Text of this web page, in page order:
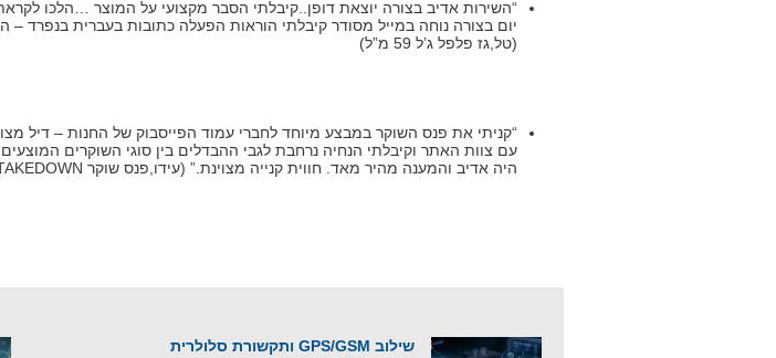
“השירות אדיב בצורה יוצאת דופן..קיבלתי הסבר מקצועי על המוצר …הלכו
יום בצורה נוחה במייל מסודר קיבלתי הוראות הפעלה כתובות בעברית בנפרד
(טל,גז פלפל ג’ל 59 מ”ל)
“קניתי את פנס השוקר במבצע מיוחד לחברי עמוד הפייסבוק של החנות – דיל
עם צוות האתר וקיבלתי הנחיה נרחבת לגבי ההבדלים בין סוגי השוקרים
היה אדיב והמענה מהיר מאד. חווית קנייה מצוינת.” (עידו,פנס שוקר TAKEDOWN)
שילוב GPS/GSM ותקשורת סלולרית